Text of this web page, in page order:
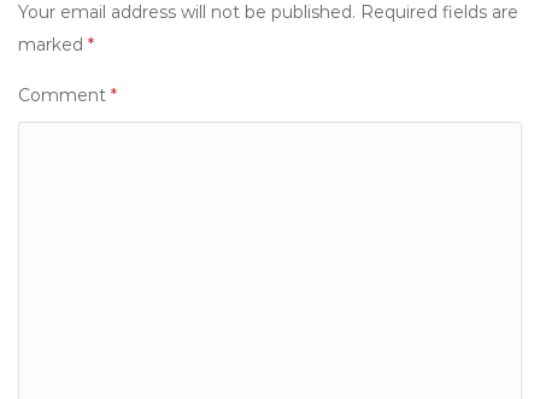
Your email address will not be published. Required fields are
marked *
Comment *